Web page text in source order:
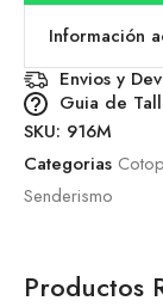
Información
Envios y
Guia de
SKU: 916M
Categorias
Senderismo
Productos